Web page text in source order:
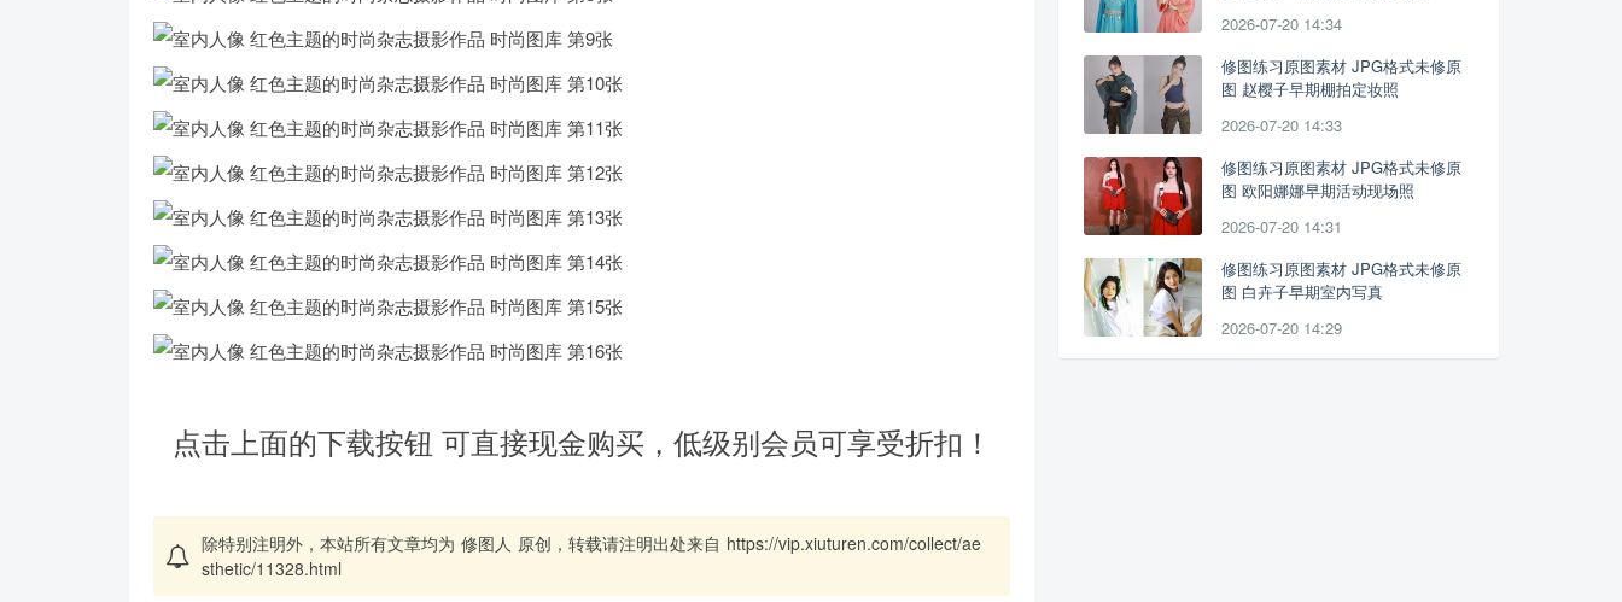
点击上面的下载按钮 可直接现金购买，低级别会员可享受折扣！
除特别注明外，本站所有文章均为 修图人 原创，转载请注明出处来自 https://vip.xiuturen.com/collect/ae
sthetic/11328.html
2026-07-20 14:34
修图练习原图素材 JPG格式未修原
图 赵樱子早期棚拍定妆照
2026-07-20 14:33
修图练习原图素材 JPG格式未修原
图 欧阳娜娜早期活动现场照
2026-07-20 14:31
修图练习原图素材 JPG格式未修原
图 白卉子早期室内写真
2026-07-20 14:29